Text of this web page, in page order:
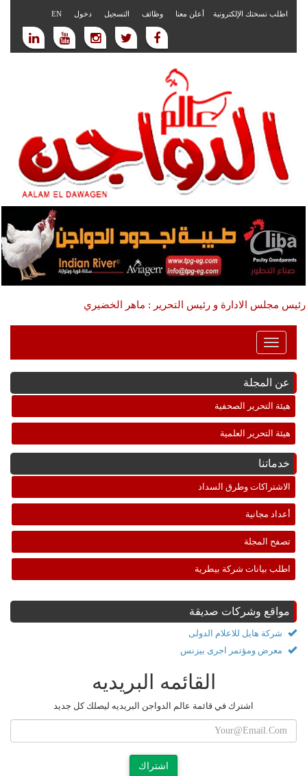
اطلب نسختك الإلكترونية أعلن معنا وظائف التسجيل دخول EN
رئيس مجلس الادارة و رئيس التحرير : ماهر الخضيري
Toggle
Navigation
عن المجلة
هيئة التحرير الصحفية
هيئة التحرير العلمية
خدماتنا
الاشتراكات وطرق السداد
أعداد مجانية
تصفح المجلة
اطلب بيانات شركة بيطرية
مواقع وشركات صديقة
شركة هايل للاعلام الدولى
معرض ومؤتمر اجرى بيزنس
القائمه البريديه
اشترك في قائمة عالم الدواجن البريديه ليصلك كل جديد
اشتراك